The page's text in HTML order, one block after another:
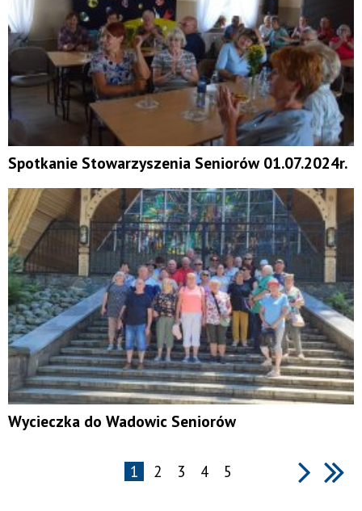
Spotkanie Stowarzyszenia Seniorów 01.07.2024r.
Wycieczka do Wadowic Seniorów
1 2 3 4 5